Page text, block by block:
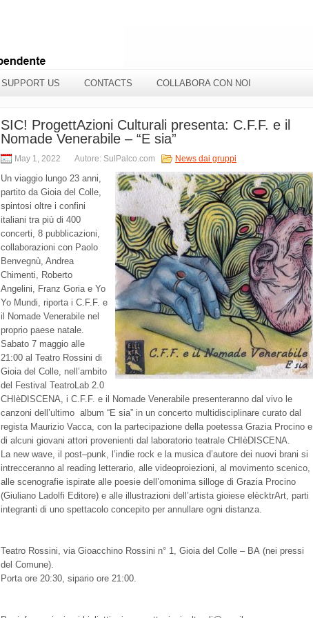
SUPPORT US CONTACTS COLLABORA CON NOI
SIC! ProgettAzioni Culturali presenta: C.F.F. e il
Nomade Venerabile – “E sia”
May 1, 2022 Autore: SulPalco.com News dai gruppi
Un viaggio lungo 23 anni,
partito da Gioia del Colle,
spintosi oltre i confini
italiani tra più di 400
concerti, 8 pubblicazioni,
collaborazioni con Paolo
Benvegnù, Andrea
Chimenti, Roberto
Angelini, Franz Goria e Yo
Yo Mundi, riporta i C.F.F. e
il Nomade Venerabile nel
proprio paese natale.
Sabato 7 maggio alle
21:00 al Teatro Rossini di
Gioia del Colle, nell’ambito
del Festival TeatroLab 2.0
CHIèDISCENA, i C.F.F. e il Nomade Venerabile presenteranno dal vivo le
canzoni dell ’ultimo album “E sia” in un concerto multidisciplinare curato dal
regista Maurizio Vacca, con la partecipazione della poetessa Grazia Procino e
di alcuni giovani attori provenienti dal laboratorio teatrale CHIèDISCENA.
La new wave, il post–punk, l ’indie rock e la musica d’autore dei nuovi brani si
intrecceranno al reading letterario, alle videoproiezioni, al movimento scenico,
alle scenografie ispirate alle poesie dell ’omonima silloge di Grazia Procino
(Giuliano Ladolfi Editore) e alle illustrazioni dell ’artista gioiese elècktrArt, parti
integranti di uno spettacolo concepito per annullare ogni distanza.
Teatro Rossini, via Gioacchino Rossini n° 1, Gioia del Colle – BA (nei pressi
del Comune).
Porta ore 20:30, sipario ore 21:00.